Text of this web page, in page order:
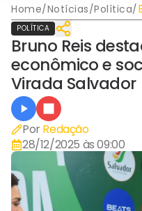
Home/Notícias/Política/
POLÍTICA
Bruno Reis
econômico e
Virada Salvador
Por Redação
28/12/2025 às 09:00